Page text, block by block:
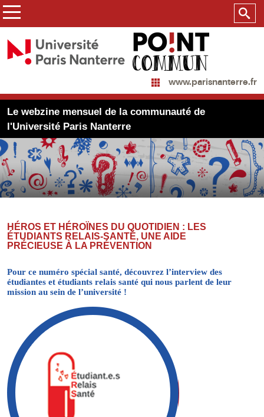
www.parisnanterre.fr
Le webzine mensuel de la communauté de
l'Université Paris Nanterre
HÉROS ET HÉROÏNES DU QUOTIDIEN : LES
ÉTUDIANTS RELAIS-SANTÉ, UNE AIDE
PRÉCIEUSE À LA PRÉVENTION
Pour ce numéro spécial santé, découvrez l’interview des
étudiantes et étudiants relais santé qui nous parlent de leur
mission au sein de l’université !